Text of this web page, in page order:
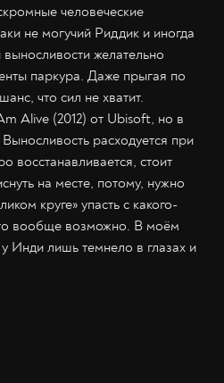
человеческие
не могучий Риддик и иногда
желательно
паркура. Даже прыгая по
что сил не хватит.
Alive (2012) от Ubisoft, но в
расходуется при
восстанавливается, стоит
на месте, потому, нужно
круге» упасть с какого-
вообще возможно. В моём
у Инди лишь темнело в глазах и